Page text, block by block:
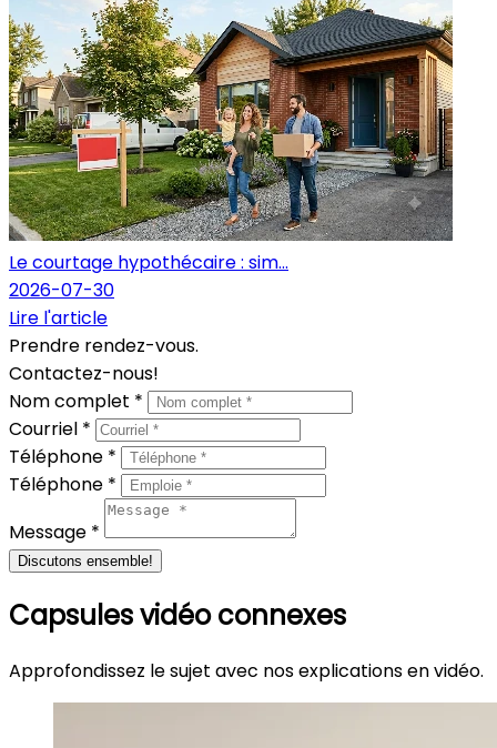
Le courtage hypothécaire : sim...
2026-07-30
Lire l'article
Prendre rendez-vous.
Contactez-nous!
Nom complet *
Courriel *
Téléphone *
Téléphone *
Message *
Discutons ensemble!
Capsules vidéo connexes
Approfondissez le sujet avec nos explications en vidéo.